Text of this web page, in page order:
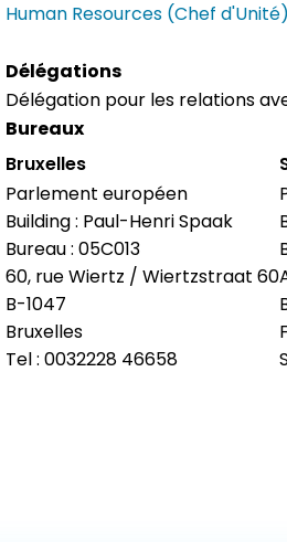
Human Resources (Chef d'Unité)
Délégations
Délégation pour les relations
Bureaux
Bruxelles
Parlement européen
Building : Paul-Henri Spaak
Bureau : 05C013
60, rue Wiertz / Wiertzstraat 60
B-1047
Bruxelles
Tel : 0032228 46658